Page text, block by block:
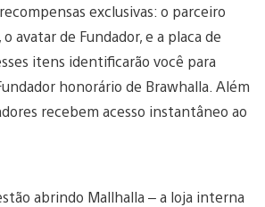
exclusivas: o parceiro
avatar de Fundador, e a placa de
itens identificarão você para
honorário de Brawhalla. Além
recebem acesso instantâneo ao
abrindo Mallhalla – a loja interna